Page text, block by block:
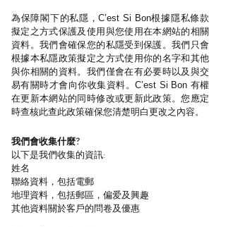
為保障閣下的私隱，C’est Si Bon根據隱私條款
擬定之方式保護及使用與您使用在本網站的相關
資料。我們會確保您的私隱受到保護。我們只會
根據本私隱政策擬定之方式使用你的名字和其他
與你相關的資料。我們僅會在有必要時以及與交
易有關時才會向你收集資料。C’est Si Bon 有權
在更新本網站的同時修改或更新此政策。您應定
時查核此查此政策確保您清楚明白更改之內容。
我們會收集什麼?
以下是我們收集的資訊:
姓名
聯絡資料，包括電郵
地理資料，包括郵區，偏爱及興趣
其他資料關於客戶的問卷及優惠